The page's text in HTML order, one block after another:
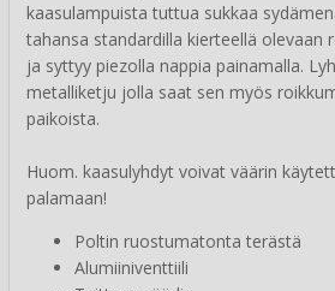
kaasulampuista tuttua sukkaa
tahansa standardilla kierteellä olevaan
ja syttyy piezolla nappia painamalla.
metalliketju jolla saat sen myös
paikoista.
Huom. kaasulyhdyt voivat väärin
palamaan!
Poltin ruostumatonta terästä
Alumiiniventtiili